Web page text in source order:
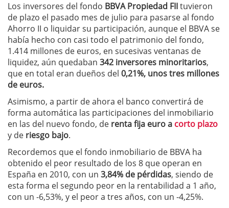
Los inversores del fondo BBVA Propiedad FIItuvieron
de plazo el pasado mes de julio para pasarse al fondo
Ahorro II o liquidar su participación, aunque el BBVA se
había hecho con casi todo el patrimonio del fondo,
1.414 millones de euros, en sucesivas ventanas de
liquidez, aún quedaban 342 inversores minoritarios,
que en total eran dueños del 0,21%, unos tres millones
de euros.
Asimismo, a partir de ahora el banco convertirá de
forma automática las participaciones del inmobiliario
en las del nuevo fondo, de renta fija euro a corto plazo
y de riesgo bajo.
Recordemos que el fondo inmobiliario de BBVA ha
obtenido el peor resultado de los 8 que operan en
España en 2010, con un 3,84% de pérdidas, siendo de
esta forma el segundo peor en la rentabilidad a 1 año,
con un -6,53%, y el peor a tres años, con un -4,25%.